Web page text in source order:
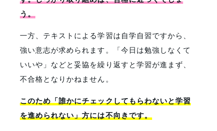
う。
一方、テキストによる学習は自学自習ですから、
強い意志が求められます。「今日は勉強しなくて
いいや」などと妥協を繰り返すと学習が進まず、
不合格となりかねません。
このため「誰かにチェックしてもらわないと学習
を進められない」方には不向きです。